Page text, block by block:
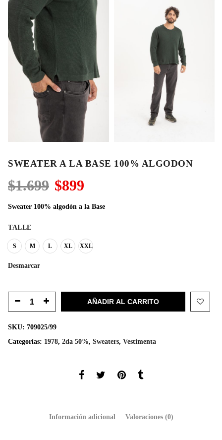
SWEATER A LA BASE 100% ALGODON
$1.699 El
precio
original
$899
actual
Sweater 100% algodón a la Base
TALLE
S M L XL XXL
Desmarcar
AÑADIR AL CARRITO
SKU: 709025/99
Categorías: 1978, 2da 50%, Sweaters, Vestimenta
Información adicional Valoraciones (0)